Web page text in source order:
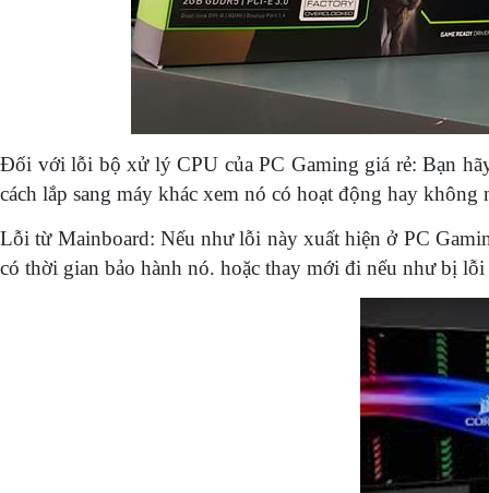
Đối với lỗi bộ xử lý CPU của PC Gaming giá rẻ: Bạn
cách lắp sang máy khác xem nó có hoạt động hay không
Lỗi từ Mainboard: Nếu như lỗi này xuất hiện ở PC
có thời gian bảo hành nó. hoặc thay mới đi nếu như bị